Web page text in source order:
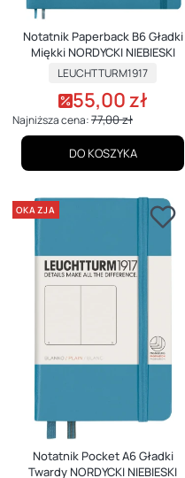
Notatnik Paperback B6 Gładki
Miękki NORDYCKI NIEBIESKI
PRODUCENT
LEUCHTTURM1917
Cena promocyjna
55,00 zł
Najniższa cena:77,00 zł
DO KOSZYKA
OKAZJA
Notatnik Pocket A6 Gładki
Twardy NORDYCKI NIEBIESKI